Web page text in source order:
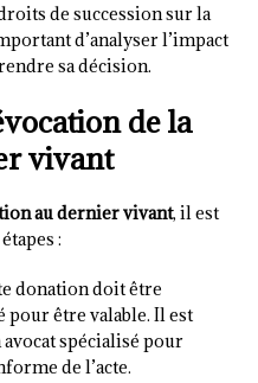
de succession sur la
d’analyser l’impact
sa décision.
de la
vivant
au dernier vivant, il est
:
donation doit être
pour être valable. Il est
spécialisé pour
de l’acte.